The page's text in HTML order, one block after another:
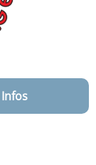
Infos